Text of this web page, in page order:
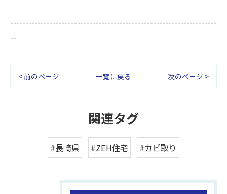
--------------------------------------------------------------------
--
< 前のページ 一覧に戻る 次のページ >
関連タグ
#長崎県 #ZEH住宅 #カビ取り